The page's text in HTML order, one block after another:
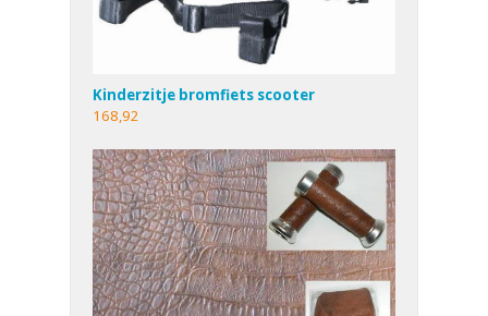
Kinderzitje bromfiets scooter
168,92